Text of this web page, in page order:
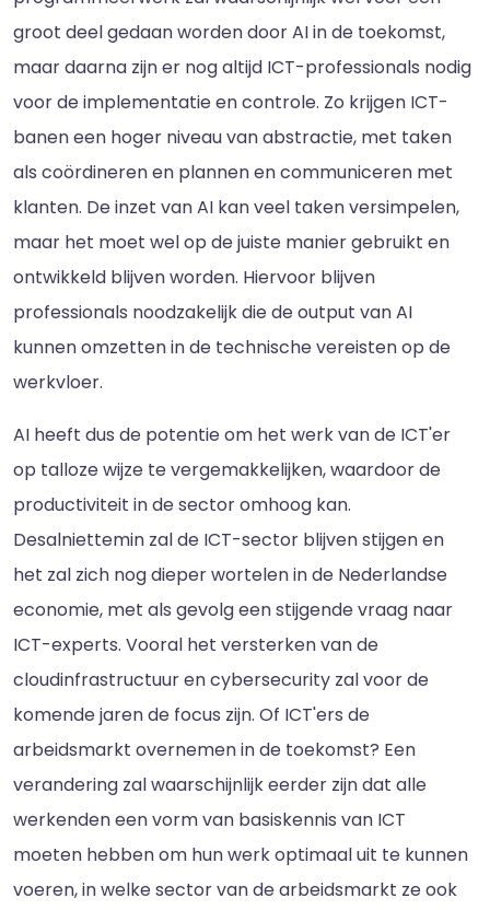
groot deel gedaan worden door AI in de toekomst,
maar daarna zijn er nog altijd ICT-professionals nodig
voor de implementatie en controle. Zo krijgen ICT-
banen een hoger niveau van abstractie, met taken
als coördineren en plannen en communiceren met
klanten. De inzet van AI kan veel taken versimpelen,
maar het moet wel op de juiste manier gebruikt en
ontwikkeld blijven worden. Hiervoor blijven
professionals noodzakelijk die de output van AI
kunnen omzetten in de technische vereisten op de
werkvloer.
AI heeft dus de potentie om het werk van de ICT'er
op talloze wijze te vergemakkelijken, waardoor de
productiviteit in de sector omhoog kan.
Desalniettemin zal de ICT-sector blijven stijgen en
het zal zich nog dieper wortelen in de Nederlandse
economie, met als gevolg een stijgende vraag naar
ICT-experts. Vooral het versterken van de
cloudinfrastructuur en cybersecurity zal voor de
komende jaren de focus zijn. Of ICT'ers de
arbeidsmarkt overnemen in de toekomst? Een
verandering zal waarschijnlijk eerder zijn dat alle
werkenden een vorm van basiskennis van ICT
moeten hebben om hun werk optimaal uit te kunnen
voeren, in welke sector van de arbeidsmarkt ze ook